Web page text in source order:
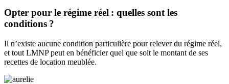
Opter pour le régime réel : quelles sont les
conditions ?
Il n’existe aucune condition particulière pour relever du régime réel,
et tout LMNP peut en bénéficier quel que soit le montant de ses
recettes de location meublée.